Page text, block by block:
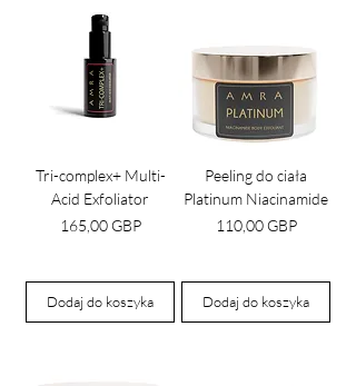
Tri-complex+ Multi-
Acid Exfoliator
Cena
165,00 GBP
Dodaj do koszyka
Peeling do ciała
Platinum Niacinamide
Cena
110,00 GBP
Dodaj do koszyka